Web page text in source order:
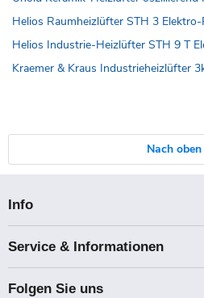
Helios Raumheizlüfter STH 3
Helios Industrie-Heizlüfter STH 9 T
Kraemer & Kraus Industrieheizlüfter
Nach oben
Info
Service & Informationen
Folgen Sie uns